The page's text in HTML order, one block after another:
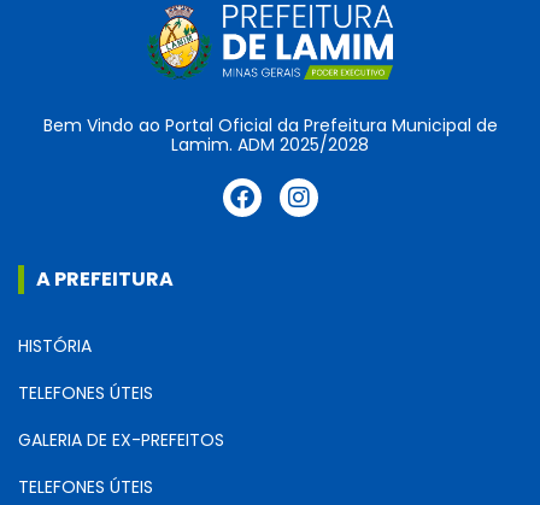
Bem Vindo ao Portal Oficial da Prefeitura Municipal de
Lamim. ADM 2025/2028
A PREFEITURA
HISTÓRIA
TELEFONES ÚTEIS
GALERIA DE EX-PREFEITOS
TELEFONES ÚTEIS